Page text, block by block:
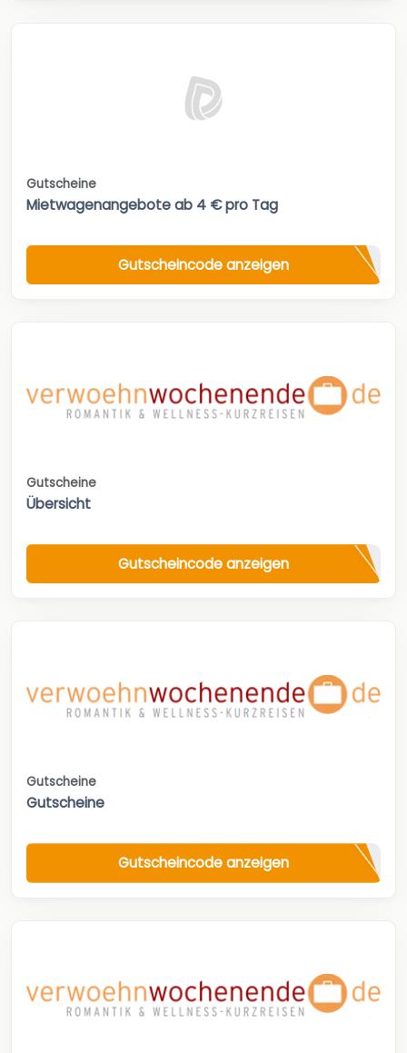
Gutscheine
Mietwagenangebote ab 4 € pro Tag
Gutscheincode anzeigen
Gutscheine
Übersicht
Gutscheincode anzeigen
Gutscheine
Gutscheine
Gutscheincode anzeigen